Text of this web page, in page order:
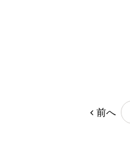
前へ